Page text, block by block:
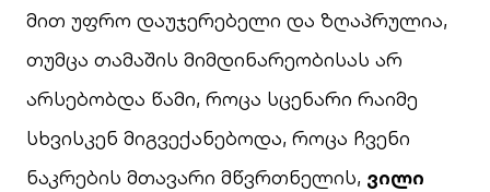
მით უფრო დაუჯერებელი და ზღაპრულია,
თუმცა თამაშის მიმდინარეობისას არ
არსებობდა წამი, როცა სცენარი რაიმე
სხვისკენ მიგვექანებოდა, როცა ჩვენი
ნაკრების მთავარი მწვრთნელის, ვილი